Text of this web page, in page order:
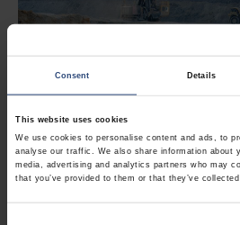
Consent Details
This website uses cookies
We use cookies to personalise content and ads, to
analyse our traffic. We also share information about
media, advertising and analytics partners who may
that you’ve provided to them or that they’ve